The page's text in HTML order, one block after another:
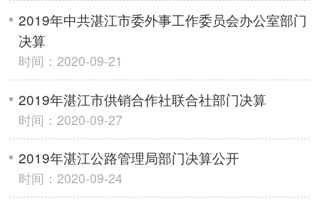
2019年中共湛江市委外事工作委员会办公室部门
决算
时间：2020-09-21
2019年湛江市供销合作社联合社部门决算
时间：2020-09-27
2019年湛江公路管理局部门决算公开
时间：2020-09-24